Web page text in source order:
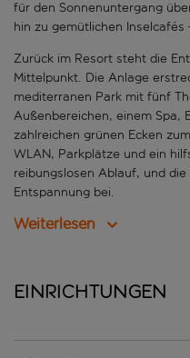
für den Sonnenuntergang
hin zu gemütlichen Inselcafés
Zurück im Resort steht die
Mittelpunkt. Die Anlage
mediterranen Park mit fünf
Außenbereichen, einem Spa,
zahlreichen grünen Ecken
WLAN, Parkplätze und ein
reibungslosen Ablauf, und
Entspannung bei.
Weiterlesen
Einrichtungen